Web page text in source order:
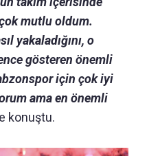
mutlu oldum.
yakaladığını, o
gösteren önemli
için çok iyi
ama en önemli
konuştu.